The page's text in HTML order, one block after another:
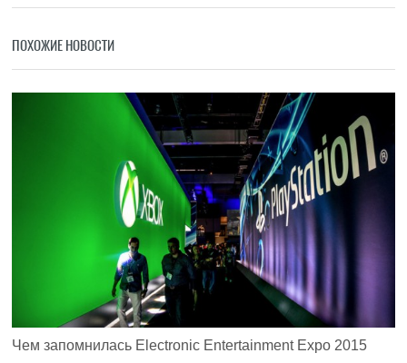
ПОХОЖИЕ НОВОСТИ
Чем запомнилась Electronic Entertainment Expo 2015